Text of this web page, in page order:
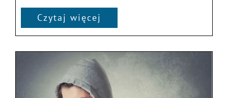
Czytaj więcej